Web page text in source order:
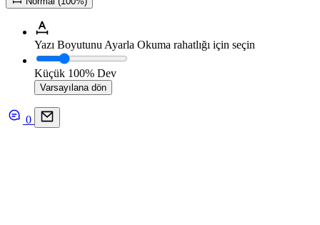
Yazı Boyutunu Ayarla Okuma rahatlığı için seçin
Küçük 100% Dev
Varsayılana dön
0